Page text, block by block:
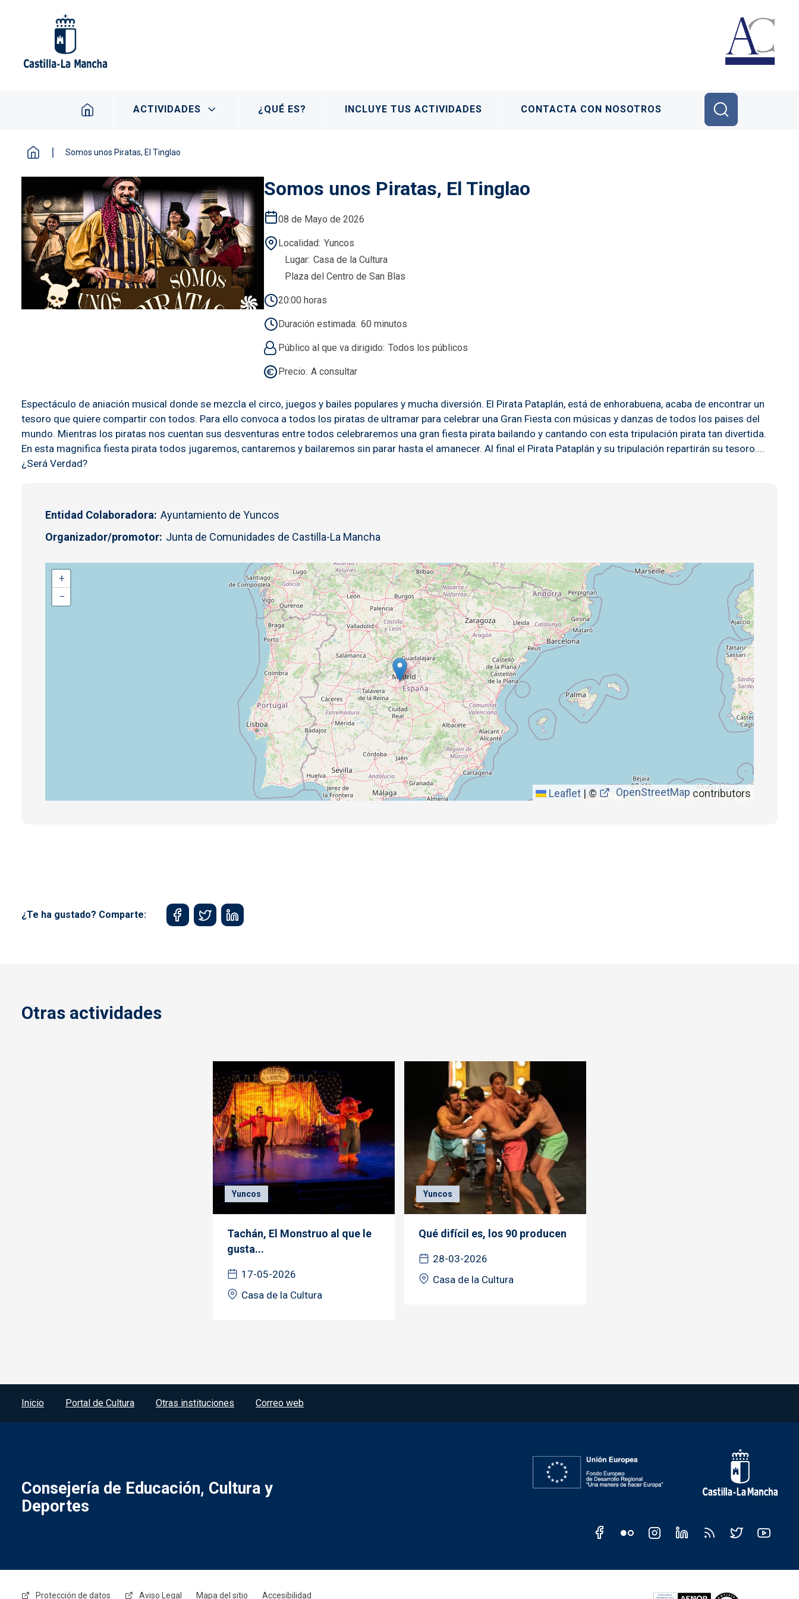
Navegación principal
ACTIVIDADES ¿QUÉ ES? INCLUYE TUS ACTIVIDADES CONTACTA CON NOSOTROS
Somos unos Piratas, El Tinglao
Somos unos Piratas, El Tinglao
08 de Mayo de 2026
Localidad Yuncos
Lugar Casa de la Cultura
Plaza del Centro de San Blas
20:00 horas
Duración estimada 60 minutos
Público al que va dirigido Todos los públicos
Precio A consultar
Espectáculo de aniación musical donde se mezcla el circo, juegos y bailes populares y mucha diversión. El Pirata Pataplán, está de enhorabuena, acaba de encontrar un
tesoro que quiere compartir con todos. Para ello convoca a todos los piratas de ultramar para celebrar una Gran Fiesta con músicas y danzas de todos los paises del
mundo. Mientras los piratas nos cuentan sus desventuras entre todos celebraremos una gran fiesta pirata bailando y cantando con esta tripulación pirata tan divertida.
En esta magnifica fiesta pirata todos jugaremos, cantaremos y bailaremos sin parar hasta el amanecer. Al final el Pirata Pataplán y su tripulación repartirán su tesoro....
¿Será Verdad?
Entidad Colaboradora Ayuntamiento de Yuncos
Organizador/promotor Junta de Comunidades de Castilla-La Mancha
+
−
Leaflet |© OpenStreetMap contributors
¿Te ha gustado? Comparte:
Otras actividades
Yuncos
Tachán, El Monstruo al que le
gusta...
17-05-2026
Casa de la Cultura
Yuncos
Qué difícil es, los 90 producen
28-03-2026
Casa de la Cultura
Menú del pie
Inicio Portal de Cultura Otras instituciones Correo web
Consejería de Educación, Cultura y
Deportes
Protección de datos Aviso Legal Mapa del sitio Accesibilidad